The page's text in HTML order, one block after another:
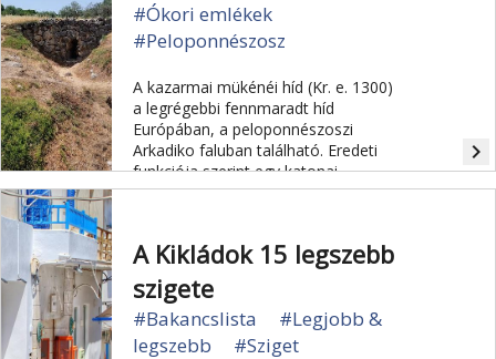
#Ókori emlékek
#Peloponnészosz
A kazarmai mükénéi híd (Kr. e. 1300)
a legrégebbi fennmaradt híd
Európában, a peloponnészoszi
Arkadiko faluban található. Eredeti
funkciója szerint egy katonai
úthálózat részeként Epidaurosz ősi
navigate_next
A Kikládok 15 legszebb
szigete
#Bakancslista
#Legjobb &
legszebb
#Sziget